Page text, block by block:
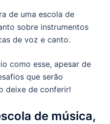
de uma escola de
sobre instrumentos
de voz e canto.
como esse, apesar de
que serão
deixe de conferir!
de música,